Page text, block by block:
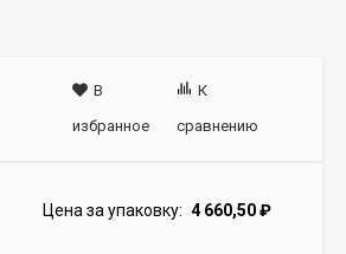
В
избранное
К
сравнению
Цена за упаковку: 4 660,50₽